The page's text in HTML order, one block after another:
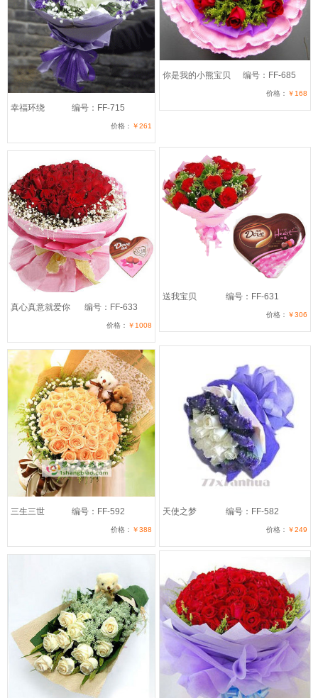
幸福环绕 编号：FF-715
价格： ￥261
你是我的小熊宝贝 编号：FF-685
价格： ￥168
真心真意就爱你 编号：FF-633
价格： ￥1008
送我宝贝 编号：FF-631
价格： ￥306
三生三世 编号：FF-592
价格： ￥388
天使之梦 编号：FF-582
价格： ￥249